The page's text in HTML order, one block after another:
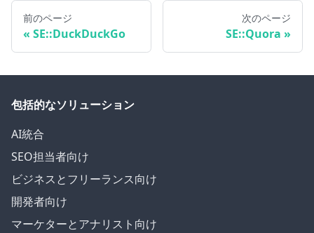
前のページ
SE::DuckDuckGo
次のページ
SE::Quora
包括的なソリューション
AI統合
SEO担当者向け
ビジネスとフリーランス向け
開発者向け
マーケターとアナリスト向け